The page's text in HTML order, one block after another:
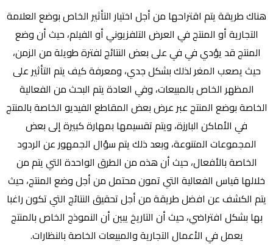
هناك طريقة يتم اقتراحها من أجل اختيار التأثير الخاص بوضع العلامة
التجارية أو المنتج في العرض التلفزيوني أو الفيلم، حيث أن وضع
المنتج قد يؤدي في في على بعض النتائج لفترة طويلة من الزمن،
حيث يصعب المغر لذلك بشكل جدي، ومعرفة كيف يتم التأثير على
المظهر الخاص بالمبيعات، وفي العادة يتم البحث من الفعالية
الخاصة بوضع المنتج عبر عرض بعض المقاطع الفيديو الخاصة بالمنتج
في الأماكن البارزة، ويتم تقسيمها بمهارة كبيرة إلى بعض
المجموعات المتنوعة، وبعد ذلك يتم سؤال الجمهور عن الردود
الخاصة بالأفعال، حيث أن هذه من الطرق الواحدة التي يتم من
خلالها قياس الفعالية التي تمون محتمل من أجل وضع المنتج، حيث
يتم الكشف عن افضل طريقة من أجل تحقيق النتائج التي تكون راغبا
بها بشكل افتراضي، حيث أن التاريخ يبين أن النموذج الخاص بالمنتج
يعمل في الأعمال التجارية والمبيعات الخاصة بالنظارات.